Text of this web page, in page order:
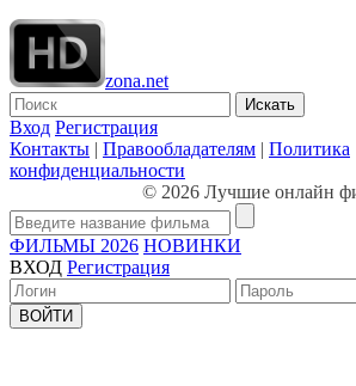
zona.net
Искать
Вход Регистрация
Контакты | Правообладателям | Политика
конфиденциальности
© 2026 Лучшие онлайн
ФИЛЬМЫ 2026 НОВИНКИ
ВХОД Регистрация